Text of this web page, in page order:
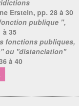
Erstein, pp. 28 à 30
publique ",
à 35
fonctions publiques,
ou ''distanciation''
à 40